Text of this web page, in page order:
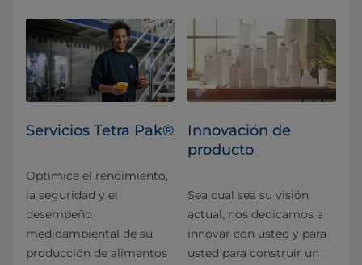
Servicios Tetra Pak®
Optimice el rendimiento,
la seguridad y el
desempeño
medioambiental de su
producción de alimentos
Innovación de
producto
Sea cual sea su visión
actual, nos dedicamos a
innovar con usted y para
usted para construir un